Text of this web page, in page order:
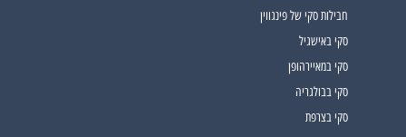
חבילות סקי של פינגווין
סקי באישגיל
סקי במאיירהופן
סקי בבולגריה
סקי בצרפת